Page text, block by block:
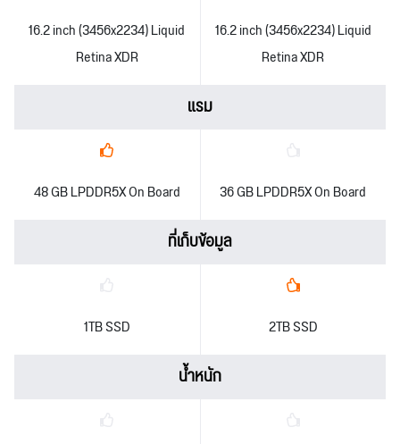
16.2 inch (3456x2234) Liquid
Retina XDR
16.2 inch (3456x2234) Liquid
Retina XDR
แรม
48 GB LPDDR5X On Board 36 GB LPDDR5X On Board
ที่เก็บข้อมูล
1TB SSD 2TB SSD
น้ำหนัก